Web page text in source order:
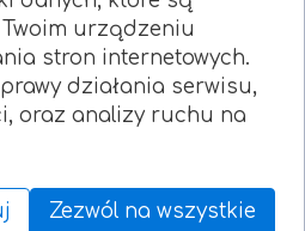
zakrzaczeń i
nie
się o pieńki w
z glebą i nie
urządzeniu
stron internetowych.
działania serwisu,
oraz analizy ruchu na
Zezwól na wszystkie